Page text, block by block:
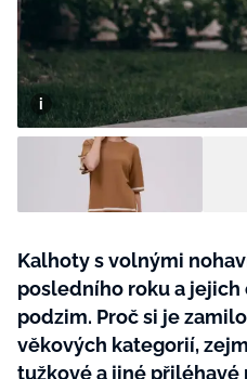
Tvoření
Rady a tipy
Extra
SVĚT
SADA
Kalhoty s volnými
posledního roku a jejich
podzim. Proč si je
věkových kategorií,
tužkové a jiné přiléhavé